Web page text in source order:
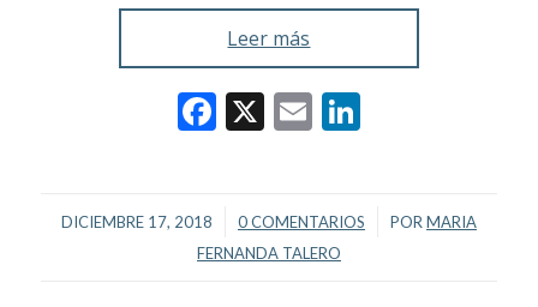
Leer más
Facebook
X EmailLinkedIn
DICIEMBRE 17, 2018
/ 0 COMENTARIOS
/ POR MARIA
FERNANDA TALERO